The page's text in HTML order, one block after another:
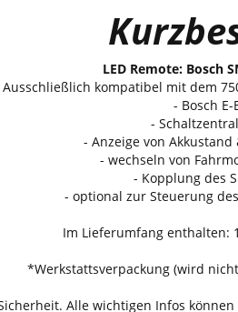
LED Remote: Bosch
kompatibel mit dem
- Bosch
-
- Anzeige von
- wechseln von
- Kopplung des
- optional zur Steuerung des
Im Lieferumfang enthalten:
*Werkstattsverpackung (wird
Alle wichtigen Infos